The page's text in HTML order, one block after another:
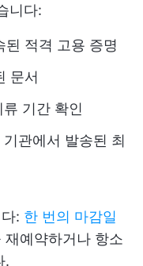
니다:
된 적격 고용 증명
문서
기간 확인
관에서 발송된 최
: 한 번의 마감일
재예약하거나 항소
.